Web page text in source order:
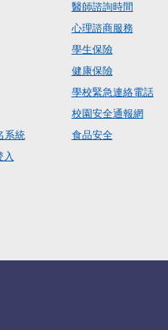
系統
入
醫師諮詢時間
心理諮商服務
學生保險
健康保險
學校緊急連絡電話
校園安全通報網
食品安全